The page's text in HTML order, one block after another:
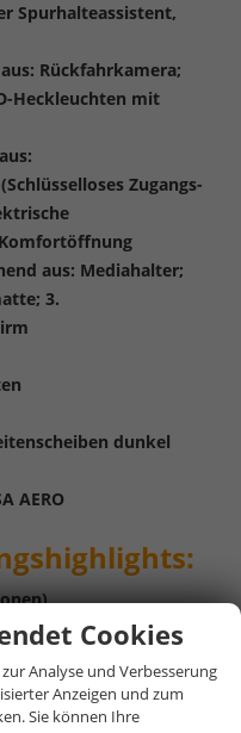
Spurhalteassistent,
Rückfahrkamera;
Heckleuchten mit
Zugangs-
aus: Mediahalter;
3.
dunkel
AERO
Beifahrerairbag;
inkl. Schaltwippen für
Cookies
Analyse und Verbesserung
Anzeigen und zum
Sie können Ihre